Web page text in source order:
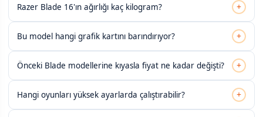
Razer Blade 16'ın ağırlığı kaç kilogram? +
Bu model hangi grafik kartını barındırıyor? +
Önceki Blade modellerine kıyasla fiyat ne kadar değişti? +
Hangi oyunları yüksek ayarlarda çalıştırabilir? +